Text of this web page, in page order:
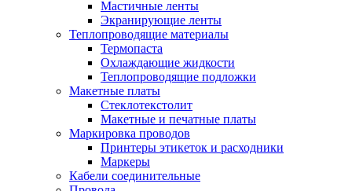
Мастичные ленты
Экранирующие ленты
Теплопроводящие материалы
Термопаста
Охлаждающие жидкости
Теплопроводящие подложки
Макетные платы
Стеклотекстолит
Макетные и печатные платы
Маркировка проводов
Принтеры этикеток и расходники
Маркеры
Кабели соединительные